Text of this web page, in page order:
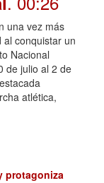
una vez más
conquistar un
Nacional
de julio al 2 de
atlética,
protagoniza